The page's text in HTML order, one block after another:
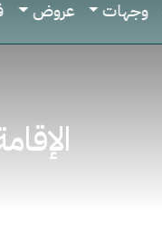
وجهات عروض